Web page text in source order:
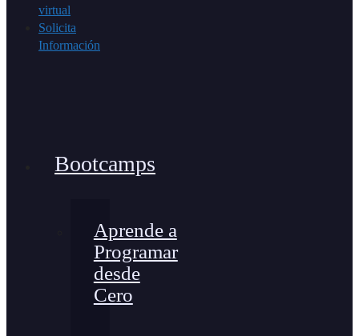
virtual
Solicita
Información
Bootcamps
Aprende a
Programar
desde
Cero